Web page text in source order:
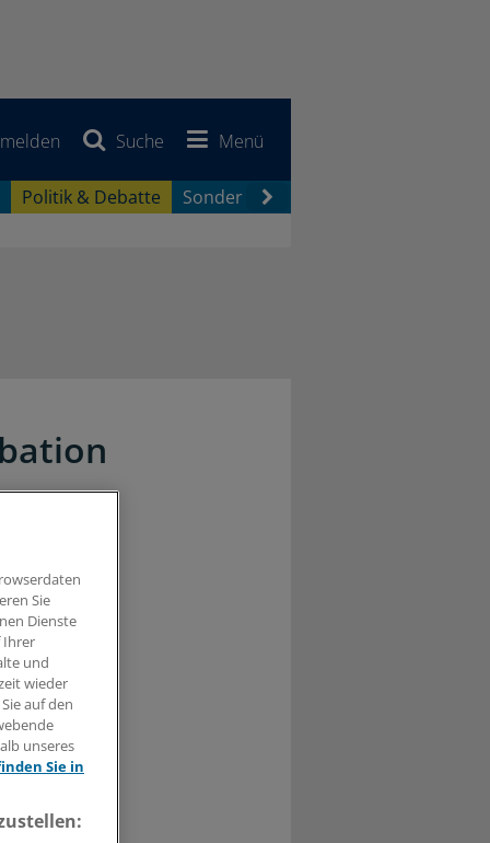
Suche Menü
Politik & Debatte Sonderberichte
haben.
»
Sie
Dienste
Ihrer
und
wieder
auf den
unseres
Sie in